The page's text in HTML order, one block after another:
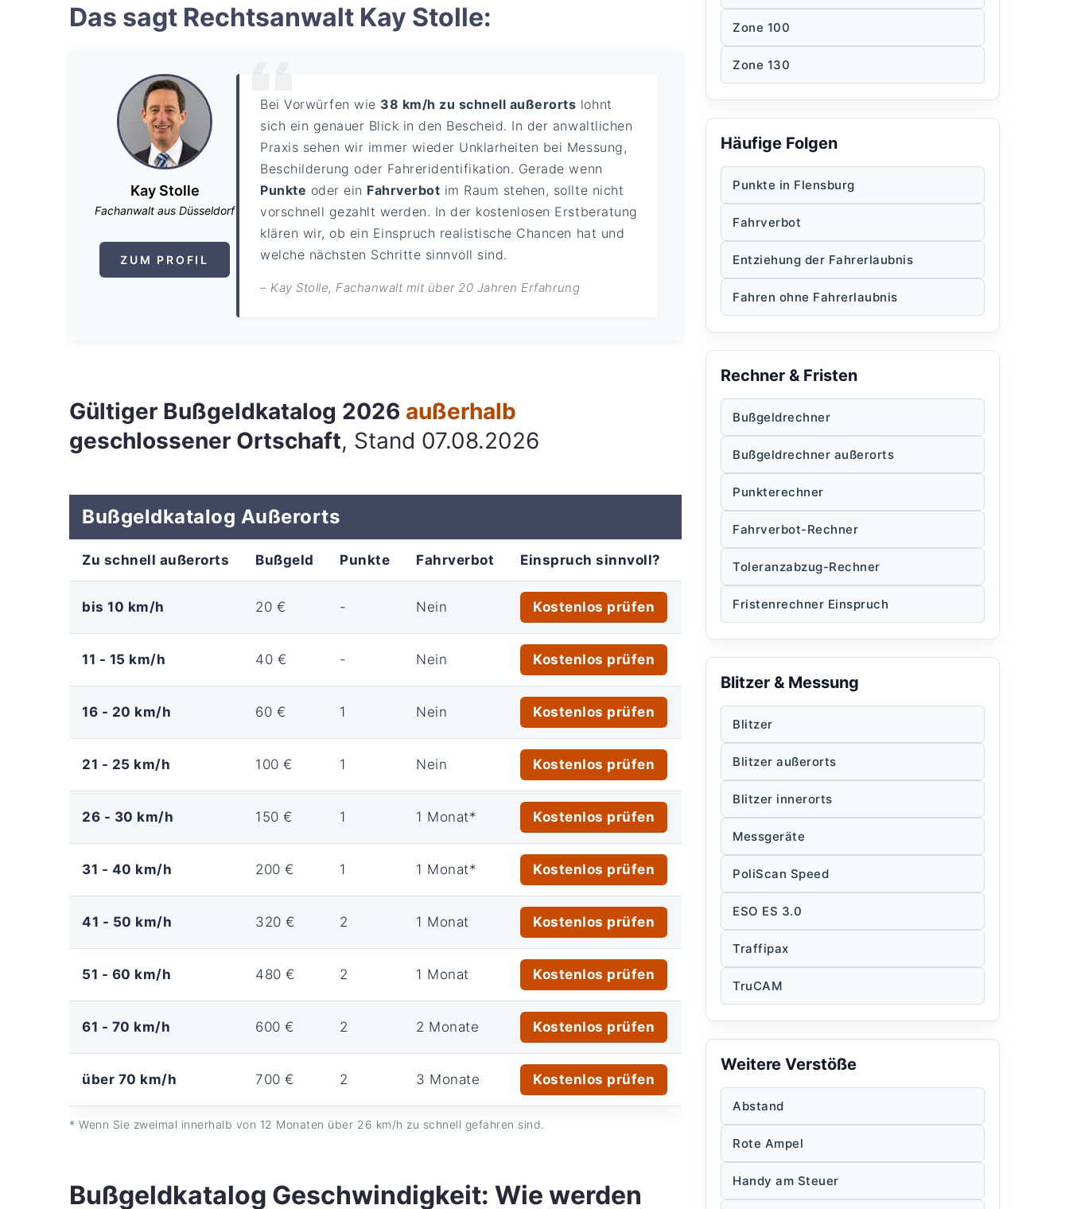
Das sagt Rechtsanwalt Kay Stolle:
Kay Stolle
Fachanwalt aus Düsseldorf
ZUM PROFIL
Bei Vorwürfen wie 38 km/h zu schnell außerorts lohnt
sich ein genauer Blick in den Bescheid. In der anwaltlichen
Praxis sehen wir immer wieder Unklarheiten bei Messung,
Beschilderung oder Fahreridentifikation. Gerade wenn
Punkte oder ein Fahrverbot im Raum stehen, sollte nicht
vorschnell gezahlt werden. In der kostenlosen Erstberatung
klären wir, ob ein Einspruch realistische Chancen hat und
welche nächsten Schritte sinnvoll sind.
– Kay Stolle, Fachanwalt mit über 20 Jahren Erfahrung
Gültiger Bußgeldkatalog 2026 außerhalb
geschlossener Ortschaft, Stand 07.08.2026
Bußgeldkatalog Außerorts
Zu schnell außerorts Bußgeld Punkte Fahrverbot Einspruch sinnvoll?
bis 10 km/h 20 € - Nein Kostenlos prüfen
11 - 15 km/h 40 € - Nein Kostenlos prüfen
16 - 20 km/h 60 € 1 Nein Kostenlos prüfen
21 - 25 km/h 100 € 1 Nein Kostenlos prüfen
26 - 30 km/h 150 € 1 1 Monat* Kostenlos prüfen
31 - 40 km/h 200 € 1 1 Monat* Kostenlos prüfen
41 - 50 km/h 320 € 2 1 Monat Kostenlos prüfen
51 - 60 km/h 480 € 2 1 Monat Kostenlos prüfen
61 - 70 km/h 600 € 2 2 Monate Kostenlos prüfen
über 70 km/h 700 € 2 3 Monate Kostenlos prüfen
* Wenn Sie zweimal innerhalb von 12 Monaten über 26 km/h zu schnell gefahren sind.
Bußgeldkatalog Geschwindigkeit: Wie werden
Zone 100
Zone 130
Häufige Folgen
Punkte in Flensburg
Fahrverbot
Entziehung der Fahrerlaubnis
Fahren ohne Fahrerlaubnis
Rechner & Fristen
Bußgeldrechner
Bußgeldrechner außerorts
Punkterechner
Fahrverbot-Rechner
Toleranzabzug-Rechner
Fristenrechner Einspruch
Blitzer & Messung
Blitzer
Blitzer außerorts
Blitzer innerorts
Messgeräte
PoliScan Speed
ESO ES 3.0
Traffipax
TruCAM
Weitere Verstöße
Abstand
Rote Ampel
Handy am Steuer